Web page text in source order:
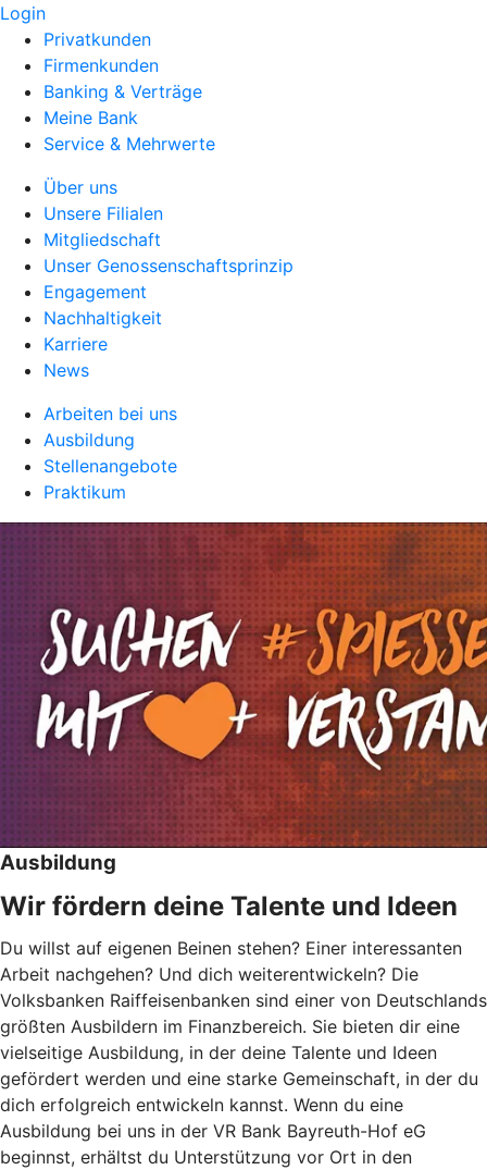
Login
Privatkunden
Firmenkunden
Banking & Verträge
Meine Bank
Service & Mehrwerte
Über uns
Unsere Filialen
Mitgliedschaft
Unser Genossenschaftsprinzip
Engagement
Nachhaltigkeit
Karriere
News
Arbeiten bei uns
Ausbildung
Stellenangebote
Praktikum
Ausbildung
Wir fördern deine Talente und Ideen
Du willst auf eigenen Beinen stehen? Einer interessanten
Arbeit nachgehen? Und dich weiterentwickeln? Die
Volksbanken Raiffeisenbanken sind einer von Deutschlands
größten Ausbildern im Finanzbereich. Sie bieten dir eine
vielseitige Ausbildung, in der deine Talente und Ideen
gefördert werden und eine starke Gemeinschaft, in der du
dich erfolgreich entwickeln kannst. Wenn du eine
Ausbildung bei uns in der VR Bank Bayreuth-Hof eG
beginnst, erhältst du Unterstützung vor Ort in den